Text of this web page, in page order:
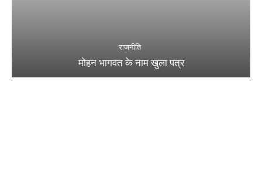
राजनीति
मोहन भागवत के नाम खुला पत्र